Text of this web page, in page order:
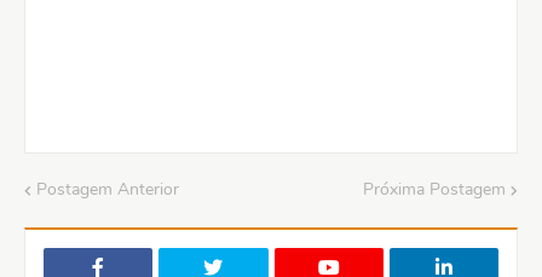
Postagem Anterior Próxima Postagem